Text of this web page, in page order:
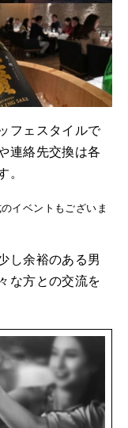
フェスタイルで
連絡先交換は各
。
イベントもございま
し余裕のある男
な方との交流を